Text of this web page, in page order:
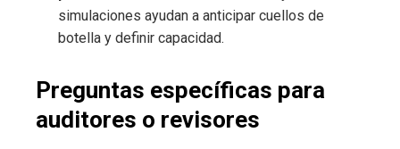
simulaciones ayudan a anticipar cuellos de
botella y definir capacidad.
Preguntas específicas para
auditores o revisores